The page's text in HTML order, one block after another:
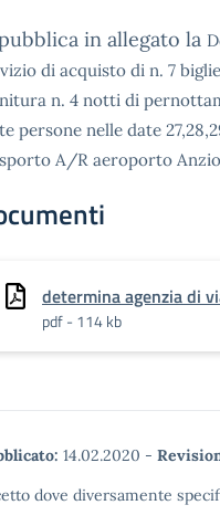
in allegato la
di acquisto di n. 7
n. 4 notti di
persone nelle date
A/R aeroporto
determina agenzia di
pdf - 114 kb
14.02.2020 -
dove diversamente